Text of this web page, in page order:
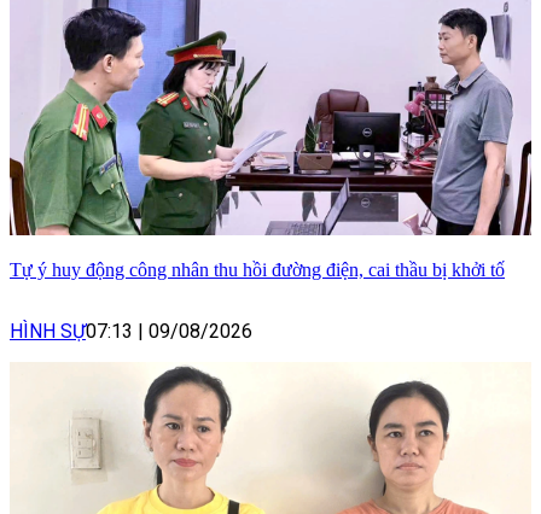
Tự ý huy động công nhân thu hồi đường điện, cai thầu bị khởi tố
HÌNH SỰ07:13 | 09/08/2026